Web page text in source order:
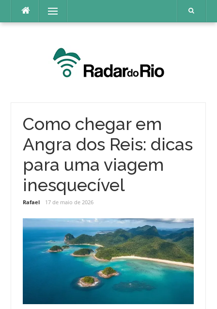
o
Menu
Como chegar em
Angra dos Reis: dicas
para uma viagem
inesquecível
Rafael 17 de maio de 2026